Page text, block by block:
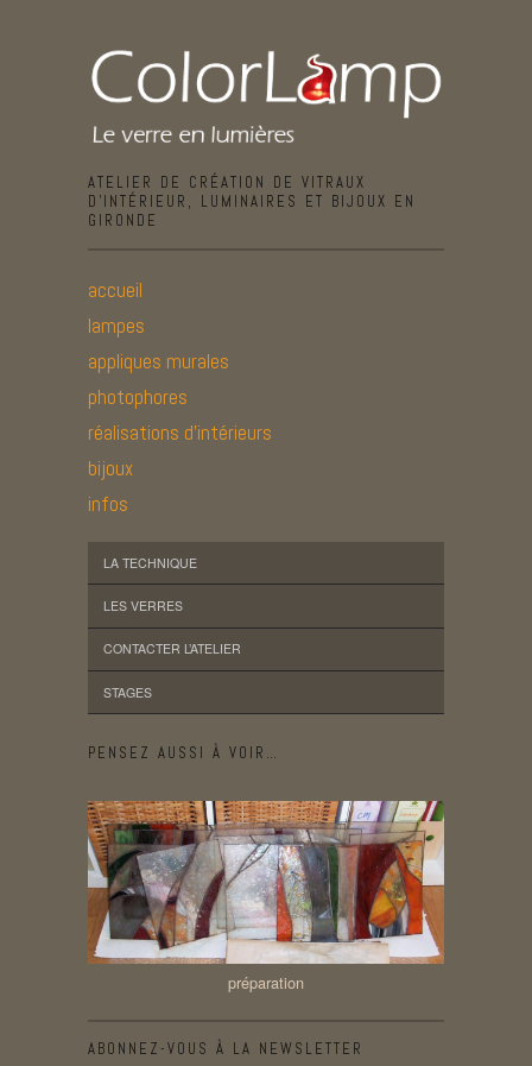
ATELIER DE CRÉATION DE VITRAUX
D’INTÉRIEUR, LUMINAIRES ET BIJOUX EN
GIRONDE
accueil
lampes
appliques murales
photophores
réalisations d’intérieurs
bijoux
infos
LA TECHNIQUE
LES VERRES
CONTACTER L’ATELIER
STAGES
PENSEZ AUSSI À VOIR…
préparation
ABONNEZ-VOUS À LA NEWSLETTER